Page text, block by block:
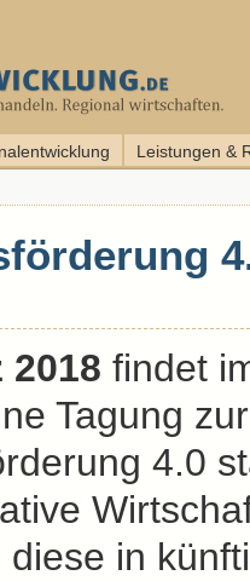
Leistungen &
2018 findet
Tagung zur
4.0
in